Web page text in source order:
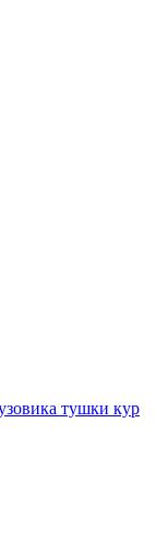
тушки кур